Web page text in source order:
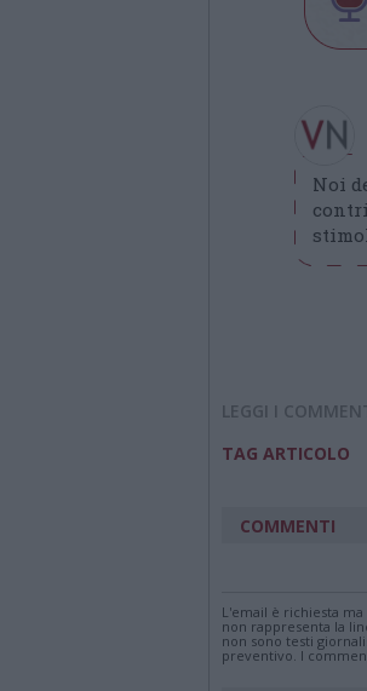
Noi
LEGGI I
TAG ARTICOLO
COMMENTI
L'email è richiesta
non rappresenta la
non sono testi
preventivo. I